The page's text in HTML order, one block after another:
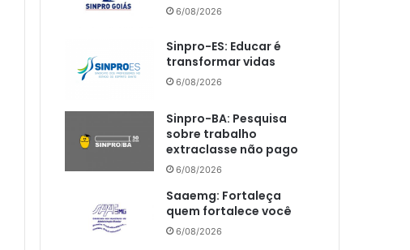
6/08/2026
Sinpro-ES: Educar é
transformar vidas
6/08/2026
Sinpro-BA: Pesquisa
sobre trabalho
extraclasse não pago
6/08/2026
Saaemg: Fortaleça
quem fortalece você
6/08/2026